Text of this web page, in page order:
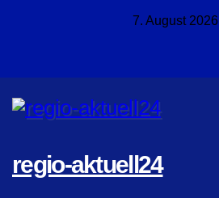
7. August 2026
regio-aktuell24